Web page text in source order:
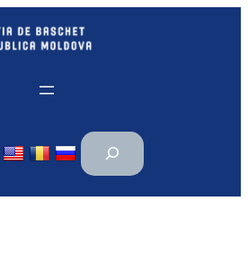
П
и